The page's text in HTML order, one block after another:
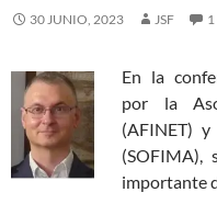
30 JUNIO, 2023 JSF
En la
por la
(AFINET)
(SOFIMA),
importante